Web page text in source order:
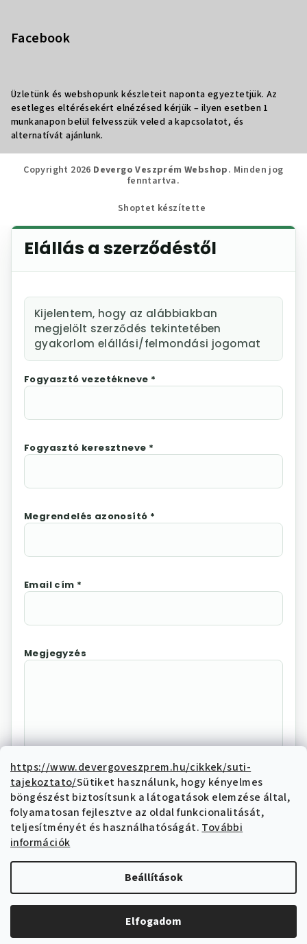
https://www.devergoveszprem.hu/cikkek/suti-
tajekoztato/Sütiket használunk, hogy kényelmes
böngészést biztosítsunk a látogatások elemzése által,
folyamatosan fejlesztve az oldal funkcionalitását,
teljesítményét és használhatóságát. További
információk
Beállítások
Elfogadom
Facebook
Üzletünk és webshopunk készleteit naponta egyeztetjük. Az
esetleges eltérésekért elnézésed kérjük – ilyen esetben 1
munkanapon belül felvesszük veled a kapcsolatot, és
alternatívát ajánlunk.
Copyright 2026 Devergo Veszprém Webshop. Minden jog
fenntartva.
Shoptet készítette
Elállás a szerződéstől
Kijelentem, hogy az alábbiakban
megjelölt szerződés tekintetében
gyakorlom elállási/felmondási jogomat
Fogyasztó vezetékneve *
Fogyasztó keresztneve *
Megrendelés azonosító *
Email cím *
Megjegyzés
Az "Elállás megerősítése"
megnyomásával Ön elektronikus úton
elállási nyilatkozatot tesz és nyilatkozik,
hogy megismerte és elfogadja az elállási
funkcióval kapcsolatban az
tájékoztatóbanírtakat.